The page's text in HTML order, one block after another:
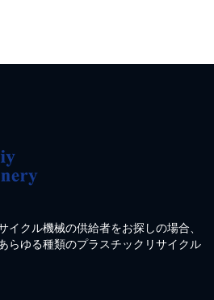
クル機械の供給者をお探しの場合、
らゆる種類のプラスチックリサイクル